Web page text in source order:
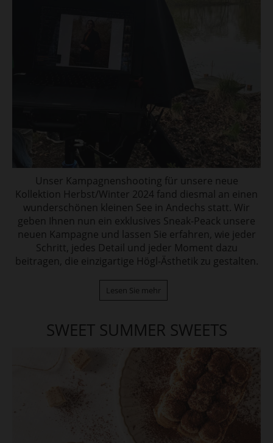
Unser Kampagnenshooting für unsere neue
Kollektion Herbst/Winter 2024 fand diesmal an einen
wunderschönen kleinen See in Andechs statt. Wir
geben Ihnen nun ein exklusives Sneak-Peack unsere
neuen Kampagne und lassen Sie erfahren, wie jeder
Schritt, jedes Detail und jeder Moment dazu
beitragen, die einzigartige Högl-Ästhetik zu gestalten.
Lesen Sie mehr
SWEET SUMMER SWEETS